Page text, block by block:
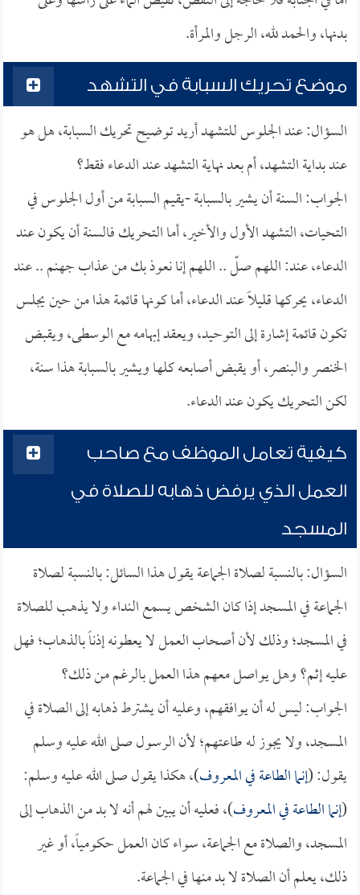
بدنها، والحمد لله، الرجل والمرأة.
موضع تحريك السبابة في التشهد
السؤال: عند الجلوس للتشهد أريد توضيح تحريك السبابة، هل هو
عند بداية التشهد، أم بعد نهاية التشهد عند الدعاء فقط؟
الجواب: السنة أن يشير بالسبابة -يقيم السبابة من أول الجلوس في
التحيات، التشهد الأول والأخير، أما التحريك فالسنة أن يكون عند
الدعاء، عند: اللهم صلّ .. اللهم إنا نعوذ بك من عذاب جهنم .. عند
الدعاء، يحركها قليلاً عند الدعاء، أما كونها قائمة هذا من حين يجلس
تكون قائمة إشارة إلى التوحيد، ويعقد إبهامه مع الوسطى، ويقبض
الخنصر والبنصر، أو يقبض أصابعه كلها ويشير بالسبابة هذا سنة،
لكن التحريك يكون عند الدعاء.
كيفية تعامل الموظف مع صاحب
العمل الذي يرفض ذهابه للصلاة في
المسجد
السؤال: بالنسبة لصلاة الجماعة يقول هذا السائل: بالنسبة لصلاة
الجماعة في المسجد إذا كان الشخص يسمع النداء ولا يذهب للصلاة
في المسجد؛ وذلك لأن أصحاب العمل لا يعطونه إذناً بالذهاب؛ فهل
عليه إثم؟ وهل يواصل معهم هذا العمل بالرغم من ذلك؟
الجواب: ليس له أن يوافقهم، وعليه أن يشترط ذهابه إلى الصلاة في
المسجد، ولا يجوز له طاعتهم؛ لأن الرسول صلى الله عليه وسلم
يقول: (إنما الطاعة في المعروف)، هكذا يقول صلى الله عليه وسلم:
(إنما الطاعة في المعروف)، فعليه أن يبين لهم أنه لا بد من الذهاب إلى
المسجد، والصلاة مع الجماعة، سواء كان العمل حكومياً، أو غير
ذلك، يعلم أن الصلاة لا بد منها في الجماعة.